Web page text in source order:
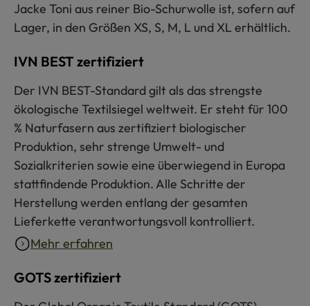
Jacke Toni aus reiner Bio-Schurwolle ist, sofern auf
Lager, in den Größen XS, S, M, L und XL erhältlich.
IVN BEST zertifiziert
Der IVN BEST-Standard gilt als das strengste
ökologische Textilsiegel weltweit. Er steht für 100
% Naturfasern aus zertifiziert biologischer
Produktion, sehr strenge Umwelt- und
Sozialkriterien sowie eine überwiegend in Europa
stattfindende Produktion. Alle Schritte der
Herstellung werden entlang der gesamten
Lieferkette verantwortungsvoll kontrolliert.
Mehr erfahren
GOTS zertifiziert